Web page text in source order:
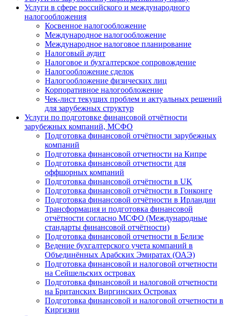
Услуги в сфере российского и международного
налогообложения
Косвенное налогообложение
Международное налогообложение
Международное налоговое планирование
Налоговый аудит
Налоговое и бухгалтерское сопровождение
Налогообложение сделок
Налогообложение физических лиц
Корпоративное налогообложение
Чек-лист текущих проблем и актуальных решений
для зарубежных структур
Услуги по подготовке финансовой отчётности
зарубежных компаний, МСФО
Подготовка финансовой отчётности зарубежных
компаний
Подготовка финансовой отчетности на Кипре
Подготовка финансовой отчетности для
оффшорных компаний
Подготовка финансовой отчётности в UK
Подготовка финансовой отчётности в Гонконге
Подготовка финансовой отчётности в Ирландии
Трансформация и подготовка финансовой
отчётности согласно МСФО (Международные
стандарты финансовой отчётности)
Подготовка финансовой отчетности в Белизе
Ведение бухгалтерского учета компаний в
Объединённых Арабских Эмиратах (ОАЭ)
Подготовка финансовой и налоговой отчетности
на Сейшельских островах
Подготовка финансовой и налоговой отчетности
на Британских Виргинских Островах
Подготовка финансовой и налоговой отчетности в
Киргизии